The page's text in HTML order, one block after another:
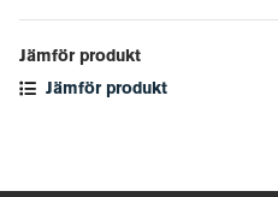
Jämför produkt
Jämför produkt